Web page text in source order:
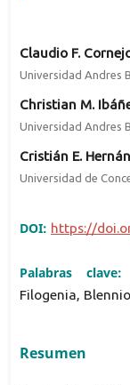
Claudio F.
Universidad Andres
Christian M.
Universidad Andres
Cristián E.
Universidad de
DOI: https://
Palabras clave:
Filogenia,
Resumen